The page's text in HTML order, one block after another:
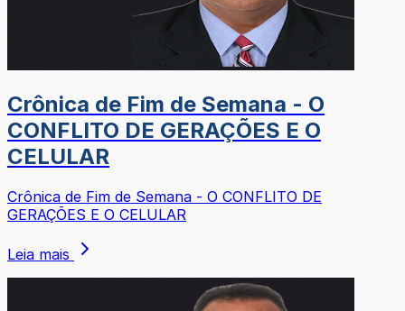
Crônica de Fim de Semana - O
CONFLITO DE GERAÇÕES E O
CELULAR
Crônica de Fim de Semana - O CONFLITO DE
GERAÇÕES E O CELULAR
Leia mais